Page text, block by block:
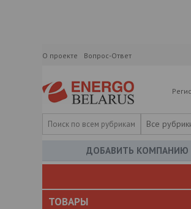
О проекте Вопрос-Ответ
Все
ДОБАВИТЬ КОМПАНИЮ
ТОВАРЫ